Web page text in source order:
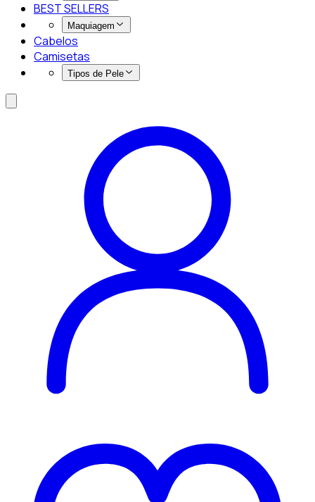
BEST SELLERS
Maquiagem
Cabelos
Camisetas
Tipos de Pele